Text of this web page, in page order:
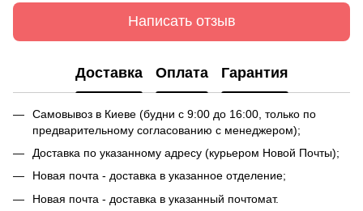
Написать отзыв
Доставка Оплата Гарантия
Самовывоз в Киеве (будни с 9:00 до 16:00, только по
предварительному согласованию с менеджером);
Доставка по указанному адресу (курьером Новой Почты);
Новая почта - доставка в указанное отделение;
Новая почта - доставка в указанный почтомат.